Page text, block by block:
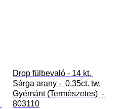
Drop fülbevaló - 14 kt.
Sárga arany -  0.35ct. tw.
Gyémánt (Természetes)  -
803110